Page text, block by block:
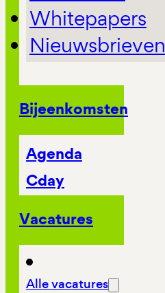
Whitepapers
Nieuwsbrieven
Bijeenkomsten
Agenda
Cday
Vacatures
Alle vacatures